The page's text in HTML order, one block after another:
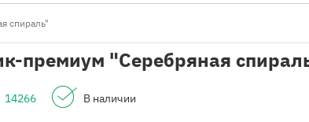
спираль"
премиум "Серебряная
14266 В наличии